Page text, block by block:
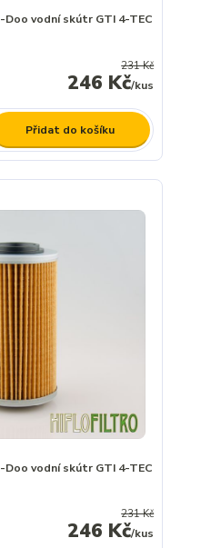
vodní skútr GTI 4-TEC
231 Kč
246 Kč/kus
Přidat do košíku
vodní skútr GTI 4-TEC
231 Kč
246 Kč/kus